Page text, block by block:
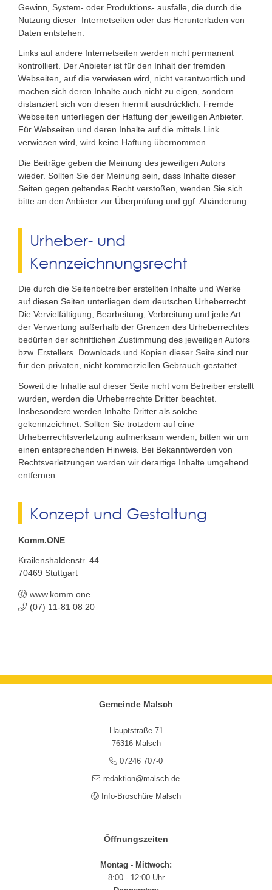
Gewinn, System- oder Produktions- ausfälle, die durch die
Nutzung dieser Internetseiten oder das Herunterladen von
Daten entstehen.
Links auf andere Internetseiten werden nicht permanent
kontrolliert. Der Anbieter ist für den Inhalt der fremden
Webseiten, auf die verwiesen wird, nicht verantwortlich und
machen sich deren Inhalte auch nicht zu eigen, sondern
distanziert sich von diesen hiermit ausdrücklich. Fremde
Webseiten unterliegen der Haftung der jeweiligen Anbieter.
Für Webseiten und deren Inhalte auf die mittels Link
verwiesen wird, wird keine Haftung übernommen.
Die Beiträge geben die Meinung des jeweiligen Autors
wieder. Sollten Sie der Meinung sein, dass Inhalte dieser
Seiten gegen geltendes Recht verstoßen, wenden Sie sich
bitte an den Anbieter zur Überprüfung und ggf. Abänderung.
Urheber- und
Kennzeichnungsrecht
Die durch die Seitenbetreiber erstellten Inhalte und Werke
auf diesen Seiten unterliegen dem deutschen Urheberrecht.
Die Vervielfältigung, Bearbeitung, Verbreitung und jede Art
der Verwertung außerhalb der Grenzen des Urheberrechtes
bedürfen der schriftlichen Zustimmung des jeweiligen Autors
bzw. Erstellers. Downloads und Kopien dieser Seite sind nur
für den privaten, nicht kommerziellen Gebrauch gestattet.
Soweit die Inhalte auf dieser Seite nicht vom Betreiber erstellt
wurden, werden die Urheberrechte Dritter beachtet.
Insbesondere werden Inhalte Dritter als solche
gekennzeichnet. Sollten Sie trotzdem auf eine
Urheberrechtsverletzung aufmerksam werden, bitten wir um
einen entsprechenden Hinweis. Bei Bekanntwerden von
Rechtsverletzungen werden wir derartige Inhalte umgehend
entfernen.
Konzept und Gestaltung
Komm.ONE
Krailenshaldenstr. 44
70469 Stuttgart
www.komm.one
(07) 11-81 08 20
Gemeinde Malsch
Hauptstraße 71
76316 Malsch
07246 707-0
redaktion@malsch.de
Info-Broschüre Malsch
Öffnungszeiten
Montag - Mittwoch:
8:00 - 12:00 Uhr